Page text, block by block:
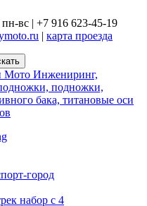
вс | +7 916 623-45-19
| карта проезда
город
набор с 4